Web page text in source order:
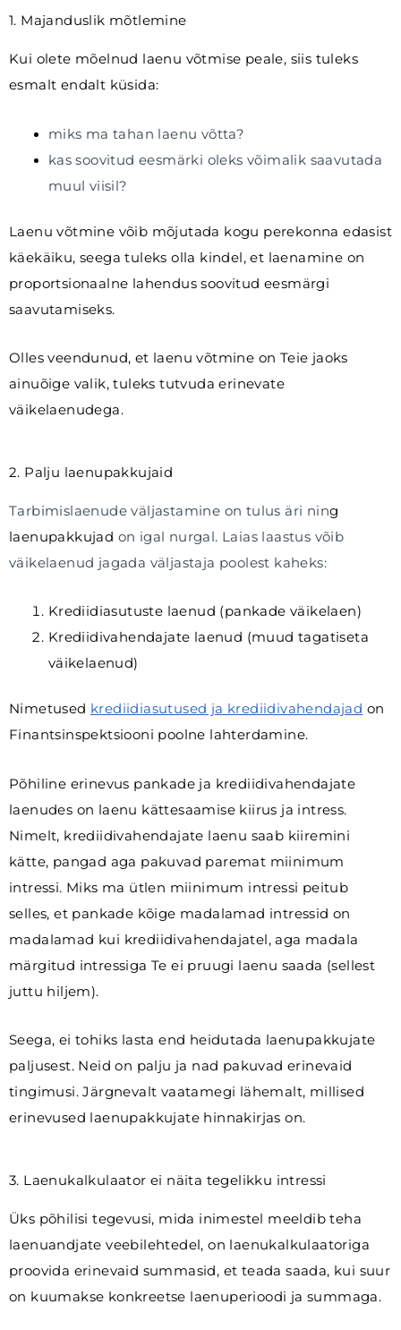
1. Majanduslik mõtlemine
Kui olete mõelnud laenu võtmise peale, siis tuleks
esmalt endalt küsida:
miks ma tahan laenu võtta?
kas soovitud eesmärki oleks võimalik saavutada
muul viisil?
Laenu võtmine võib mõjutada kogu perekonna edasist
käekäiku, seega tuleks olla kindel, et laenamine on
proportsionaalne lahendus soovitud eesmärgi
saavutamiseks.
Olles veendunud, et laenu võtmine on Teie jaoks
ainuõige valik, tuleks tutvuda erinevate
väikelaenudega.
2. Palju laenupakkujaid
Tarbimislaenude väljastamine on tulus äri ning
laenupakkujad on igal nurgal. Laias laastus võib
väikelaenud jagada väljastaja poolest kaheks:
Krediidiasutuste laenud (pankade väikelaen)
Krediidivahendajate laenud (muud tagatiseta
väikelaenud)
Nimetused krediidiasutused ja krediidivahendajad on
Finantsinspektsiooni poolne lahterdamine.
Põhiline erinevus pankade ja krediidivahendajate
laenudes on laenu kättesaamise kiirus ja intress.
Nimelt, krediidivahendajate laenu saab kiiremini
kätte, pangad aga pakuvad paremat miinimum
intressi. Miks ma ütlen miinimum intressi peitub
selles, et pankade kõige madalamad intressid on
madalamad kui krediidivahendajatel, aga madala
märgitud intressiga Te ei pruugi laenu saada (sellest
juttu hiljem).
Seega, ei tohiks lasta end heidutada laenupakkujate
paljusest. Neid on palju ja nad pakuvad erinevaid
tingimusi. Järgnevalt vaatamegi lähemalt, millised
erinevused laenupakkujate hinnakirjas on.
3. Laenukalkulaator ei näita tegelikku intressi
Üks põhilisi tegevusi, mida inimestel meeldib teha
laenuandjate veebilehtedel, on laenukalkulaatoriga
proovida erinevaid summasid, et teada saada, kui suur
on kuumakse konkreetse laenuperioodi ja summaga.